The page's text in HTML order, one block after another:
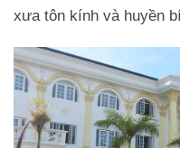
xưa tôn kính và huyền